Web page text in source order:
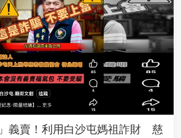
義賣！利用白沙屯媽祖詐財 慈